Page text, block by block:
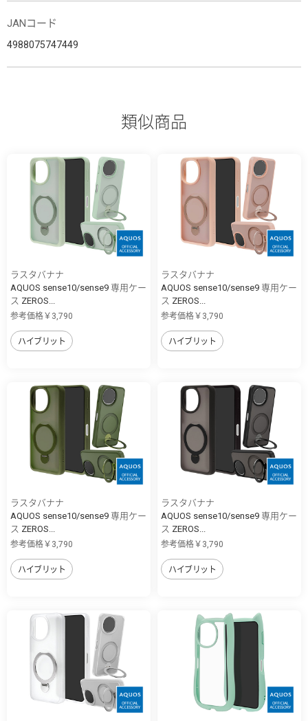
JANコード
4988075747449
類似商品
ラスタバナナ
AQUOS sense10/sense9 専用ケー
ス ZEROS...
参考価格￥3,790
ハイブリット
ラスタバナナ
AQUOS sense10/sense9 専用ケー
ス ZEROS...
参考価格￥3,790
ハイブリット
ラスタバナナ
AQUOS sense10/sense9 専用ケー
ス ZEROS...
参考価格￥3,790
ハイブリット
ラスタバナナ
AQUOS sense10/sense9 専用ケー
ス ZEROS...
参考価格￥3,790
ハイブリット